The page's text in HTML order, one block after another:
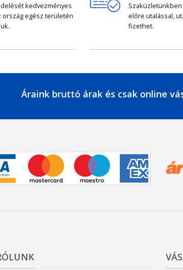
kedvezményes
ország egész területén
előre utalással,
Áraink bruttó árak és csak online